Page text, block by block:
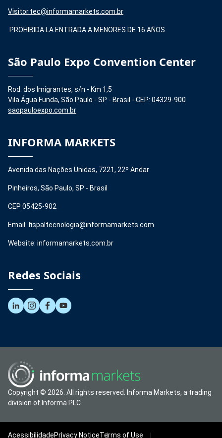
Visitor.tec@informamarkets.com.br
PROHIBIDA LA ENTRADA A MENORES DE 16 AÑOS.
São Paulo Expo Convention Center
Rod. dos Imigrantes, s/n - Km 1,5
Vila Água Funda, São Paulo - SP - Brasil - CEP: 04329-900
saopauloexpo.com.br
INFORMA MARKETS
Avenida das Nações Unidas, 7221, 22º Andar
Pinheiros, São Paulo, SP - Brasil
CEP 05425-902
Email: fispaltecnologia@informamarkets.com
Website: informamarkets.com.br
Redes Sociais
Copyright © 2026. All rights reserved. Informa Markets, a trading
division of Informa PLC.
AcessibilidadePrivacy NoticeTerms of Use